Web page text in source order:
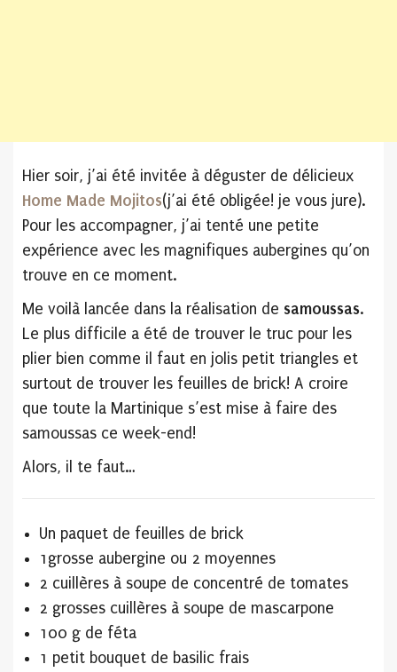
Hier soir, j’ai été invitée à déguster de délicieux
Home Made Mojitos(j’ai été obligée! je vous jure).
Pour les accompagner, j’ai tenté une petite
expérience avec les magnifiques aubergines qu’on
trouve en ce moment.
Me voilà lancée dans la réalisation de samoussas.
Le plus difficile a été de trouver le truc pour les
plier bien comme il faut en jolis petit triangles et
surtout de trouver les feuilles de brick! A croire
que toute la Martinique s’est mise à faire des
samoussas ce week-end!
Alors, il te faut…
Un paquet de feuilles de brick
1grosse aubergine ou 2 moyennes
2 cuillères à soupe de concentré de tomates
2 grosses cuillères à soupe de mascarpone
100 g de féta
1 petit bouquet de basilic frais